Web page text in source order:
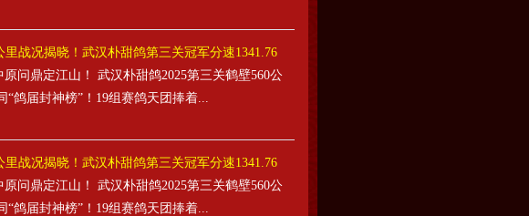
里战况揭晓！武汉朴甜鸽第三关冠军分速1341.76
问鼎定江山！ 武汉朴甜鸽2025第三关鹤壁560公
“鸽届封神榜”！19组赛鸽天团捧着...
里战况揭晓！武汉朴甜鸽第三关冠军分速1341.76
问鼎定江山！ 武汉朴甜鸽2025第三关鹤壁560公
“鸽届封神榜”！19组赛鸽天团捧着...